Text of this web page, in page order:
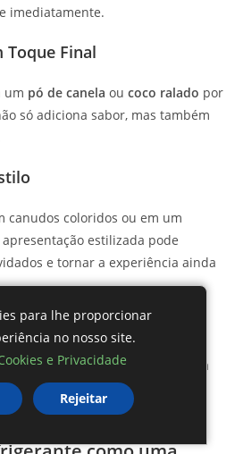
imediatamente.
Toque Final
um pó de canela ou coco ralado por
só adiciona sabor, mas também
canudos coloridos ou em um
estilizada pode
e tornar a experiência ainda
como uma mesa bem posta
pode complementar sua
vontade para desfrutar.
para lhe proporcionar
no nosso site.
e Privacidade
Rejeitar